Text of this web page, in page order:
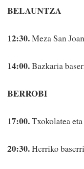
BELAUNTZA
12:30.Meza San
14:00.Bazkaria
BERROBI
17:00.Txokolatea
20:30.Herriko